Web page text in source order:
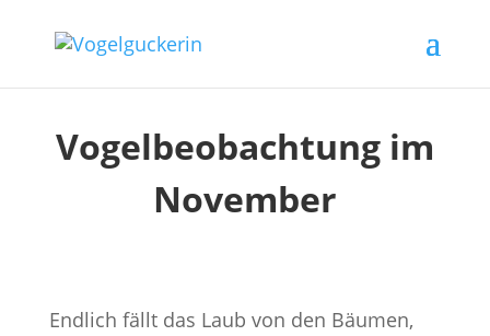
Vogelbeobachtung im
November
Endlich fällt das Laub von den Bäumen,